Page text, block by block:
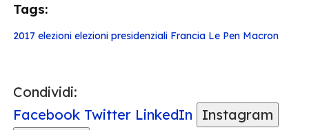
Tags:
2017 elezioni elezioni presidenziali Francia Le Pen Macron
Condividi:
Facebook Twitter LinkedIn
Instagram